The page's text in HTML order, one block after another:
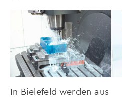
In Bielefeld werden aus